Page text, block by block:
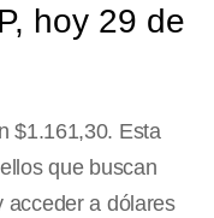
hoy 29 de
$1.161,30. Esta
que buscan
acceder a dólares